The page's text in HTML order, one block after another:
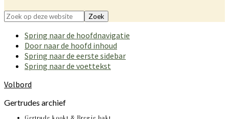
Zoek
deze
website
Spring naar de hoofdnavigatie
Door naar de hoofd inhoud
Spring naar de eerste sidebar
Spring naar de voettekst
Volbord
Gertrudes archief